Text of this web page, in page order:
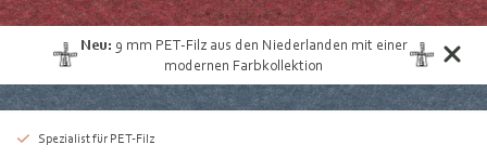
Neu: 9 mm PET-Filz aus den Niederlanden mit einer
modernen Farbkollektion
Spezialist für PET-Filz